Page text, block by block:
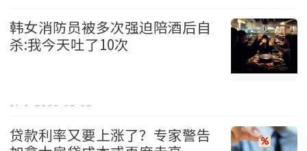
韩女消防员被多次强迫陪酒后自
杀:我今天吐了10次
社会 2026-08-08
贷款利率又要上涨了？专家警告